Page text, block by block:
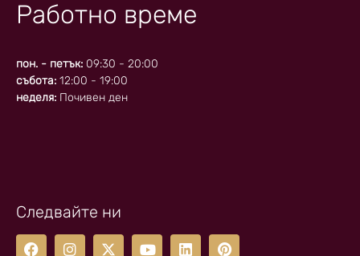
Работно време
пон. - петък: 09:30 - 20:00
събота: 12:00 - 19:00
неделя: Почивен ден
Следвайте ни